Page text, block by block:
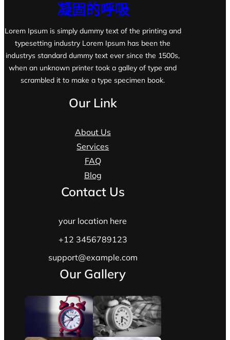
凝固的呼吸
Lorem Ipsum is simply dummy text of the printing and
typesetting industry Lorem Ipsum has been the
industrys standard dummy text ever since the 1500s,
when an unknown printer took a galley of type and
scrambled it to make a type specimen book.
Our Link
About Us
Services
FAQ
Blog
Contact Us
your location here
+12 3456789123
support@example.com
Our Gallery